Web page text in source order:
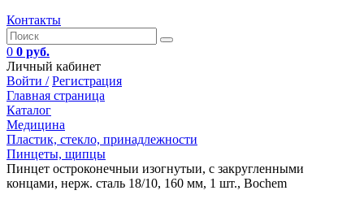
Контакты
0 0 руб.
Личный кабинет
Войти / Регистрация
Главная страница
Каталог
Медицина
Пластик, стекло, принадлежности
Пинцеты, щипцы
Пинцет остроконечныи изогнутыи, с закругленными
концами, нерж. сталь 18/10, 160 мм, 1 шт., Bochem